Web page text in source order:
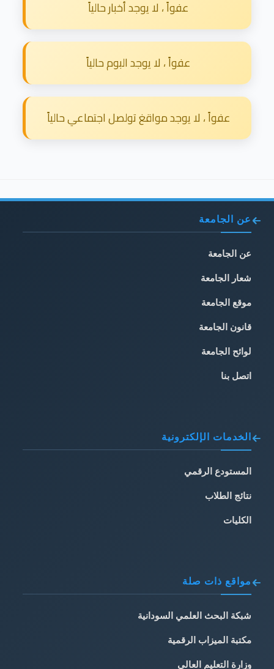
4. ربط الطالب بوطنه وأجزائه المختلفة مما يُعمق
الروح الوطنية والاجتماعية.
5. الإسهام في خدمة المجتمع بتنظيم المحاضرات
والندوات وعقد المؤتمرات.
إقرأ المزيد
عفواً ، لا يوجد أخبار حالياً
عفواً ، لا يوجد البوم حالياً
عفواً ، لا يوجد مواقغ تولصل اجتماعي حالياً
عن الجامعة
عن الجامعة
شعار الجامعة
موقع الجامعة
قانون الجامعة
لوائح الجامعة
اتصل بنا
الخدمات الإلكترونية
المستودع الرقمي
نتائج الطلاب
الكليات
مواقع ذات صلة
شبكة البحث العلمي السودانية
مكتبة الميزاب الرقمية
وزارة التعليم العالي